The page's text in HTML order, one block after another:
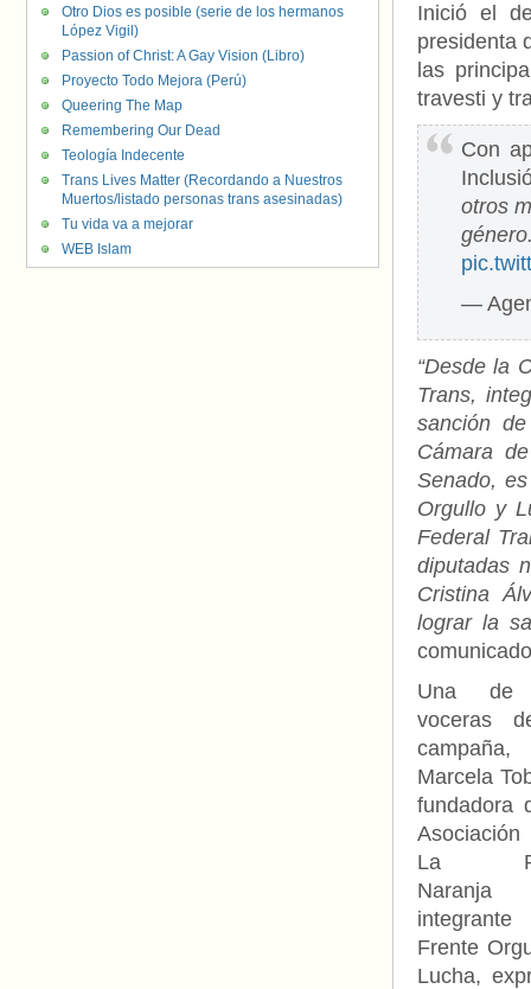
Inició el
presidenta
las
travesti y
Con
otros
—
“Desde la
Trans,
sanción
Cámara
Senado,
Orgullo y
Federal
diputadas
Cristina
lograr la
Una de
voceras
campaña,
Marcela
fundadora
Asociación
La
Frente
Lucha,
Otro Dios es posible (serie de los hermanos
López Vigil)
Passion of Christ: A Gay Vision (Libro)
Proyecto Todo Mejora (Perú)
Queering The Map
Remembering Our Dead
Teología Indecente
Trans Lives Matter (Recordando a Nuestros
Muertos/listado personas trans asesinadas)
Tu vida va a mejorar
WEB Islam